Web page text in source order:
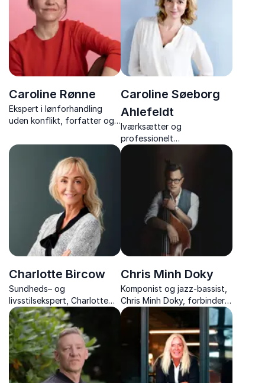
sundhed i en travl hverdag.
Caroline Rønne
Ekspert i lønforhandling
uden konflikt, forfatter og
konkrete værktøjer til
værdiskabende lønsamtaler
Caroline Søeborg
Ahlefeldt
Iværksætter og
professionelt
bestyrelsesmedlem, Caroline
Søeborg Ahlefeldt er en
skarp, autentisk og
humoristisk foredragsholder.
Charlotte Bircow
Sundheds– og
livsstilsekspert, Charlotte
Bircow, motiverer med
livsglæde, humor og styrke
til både arbejde og privatliv.
Chris Minh Doky
Komponist og jazz-bassist,
Chris Minh Doky, forbinder
musik, nærvær og
samarbejde i inspirerende
foredrag.